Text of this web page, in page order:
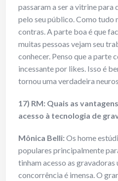
passaram a ser a vitrine para
pelo seu público. Como tudo
contras. A parte boa é que
muitas pessoas vejam seu
conhecer. Penso que a parte
incessante por likes. Isso é
tornou uma verdadeira
17) RM: Quais as
acesso à tecnologia de
Mônica Belli:Os home
populares principalmente
tinham acesso as gravadoras
concorrência é imensa. O